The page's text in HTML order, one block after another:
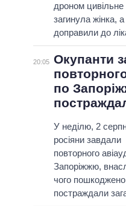
дроном цивільне
загинула жінка,
доправили до
20:05 Окупанти
по
У неділю, 2
росіяни завдали
повторного
Запоріжжю,
чого пошкоджено
постраждали